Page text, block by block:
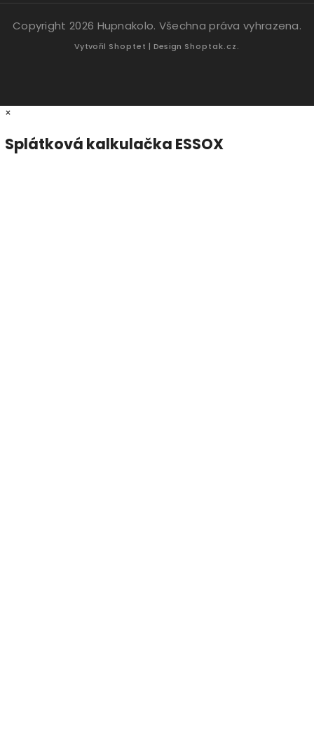
Copyright 2026 Hupnakolo. Všechna práva vyhrazena.
Vytvořil Shoptet | Design Shoptak.cz.
×
Splátková kalkulačka ESSOX